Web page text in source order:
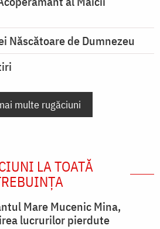
Născătoare de Dumnezeu
multe rugăciuni
LA TOATĂ
Mare Mucenic Mina,
lucrurilor pierdute